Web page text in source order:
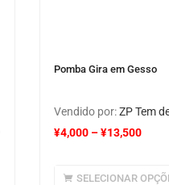
Pomba Gira em Gesso
Vendido por:ZP Tem
¥4,000 –¥13,500
SELECIONAR